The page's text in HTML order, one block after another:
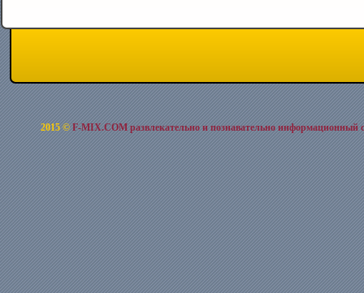
2015 ©F-MIX.COM развлекательно и познавательно информационный